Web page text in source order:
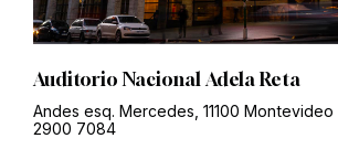
Auditorio Nacional Adela Reta
Andes esq. Mercedes, 11100 Montevideo
2900 7084